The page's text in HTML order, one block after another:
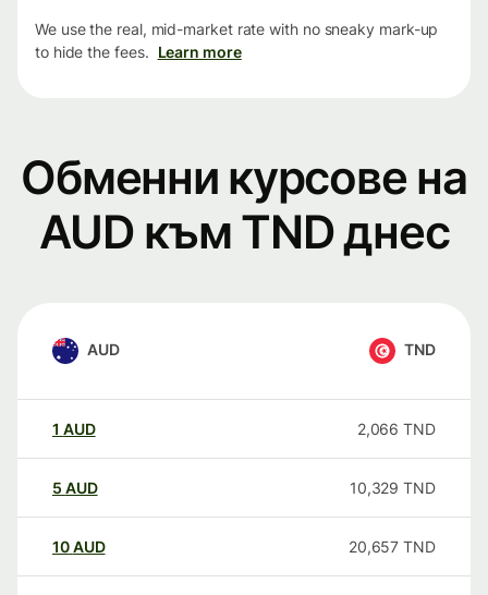
We use the real, mid-market rate with no sneaky mark-up
to hide the fees. Learn more
Обменни курсове на
AUD към TND днес
AUD TND
1 AUD 2,066 TND
5 AUD 10,329 TND
10AUD 20,657 TND